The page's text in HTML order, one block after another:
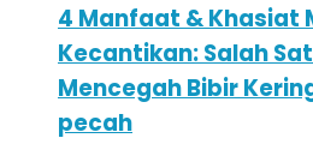
4 Manfaat & Khasiat
Kecantikan: Salah
Mencegah Bibir
pecah